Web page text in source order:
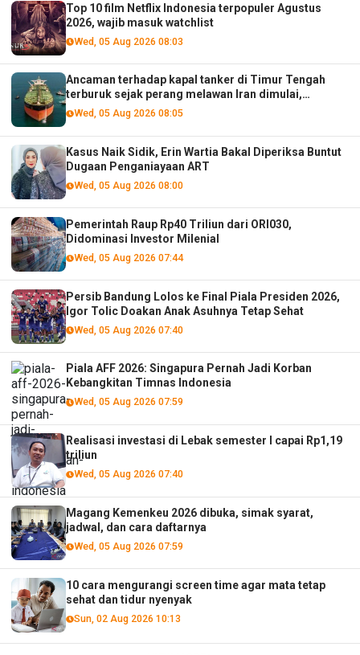
Top 10 film Netflix Indonesia terpopuler Agustus
2026, wajib masuk watchlist
Wed, 05 Aug 2026 08:03
Ancaman terhadap kapal tanker di Timur Tengah
terburuk sejak perang melawan Iran dimulai,
menurut analis
Wed, 05 Aug 2026 08:05
Kasus Naik Sidik, Erin Wartia Bakal Diperiksa Buntut
Dugaan Penganiayaan ART
Wed, 05 Aug 2026 08:00
Pemerintah Raup Rp40 Triliun dari ORI030,
Didominasi Investor Milenial
Wed, 05 Aug 2026 07:44
Persib Bandung Lolos ke Final Piala Presiden 2026,
Igor Tolic Doakan Anak Asuhnya Tetap Sehat
Wed, 05 Aug 2026 07:40
Piala AFF 2026: Singapura Pernah Jadi Korban
Kebangkitan Timnas Indonesia
Wed, 05 Aug 2026 07:59
Realisasi investasi di Lebak semester I capai Rp1,19
triliun
Wed, 05 Aug 2026 07:40
Magang Kemenkeu 2026 dibuka, simak syarat,
jadwal, dan cara daftarnya
Wed, 05 Aug 2026 07:59
10 cara mengurangi screen time agar mata tetap
sehat dan tidur nyenyak
Sun, 02 Aug 2026 10:13